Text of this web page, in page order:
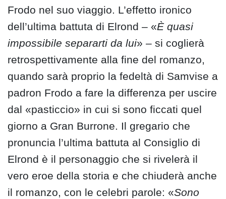
Frodo nel suo viaggio. L’effetto ironico
dell’ultima battuta di Elrond – «È quasi
impossibile separarti da lui» – si coglierà
retrospettivamente alla fine del romanzo,
quando sarà proprio la fedeltà di Samvise a
padron Frodo a fare la differenza per uscire
dal «pasticcio» in cui si sono ficcati quel
giorno a Gran Burrone. Il gregario che
pronuncia l’ultima battuta al Consiglio di
Elrond è il personaggio che si rivelerà il
vero eroe della storia e che chiuderà anche
il romanzo, con le celebri parole: «Sono